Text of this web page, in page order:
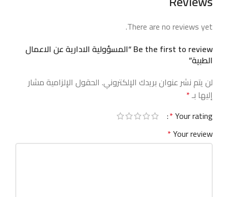
There are no reviews yet.
Be the first to review “المسؤولية الادارية عن الاعمال
الطبية”
لن يتم نشر عنوان بريدك الإلكتروني. الحقول الإلزامية مشار
إليها بـ*
Your rating
*
Your review
*